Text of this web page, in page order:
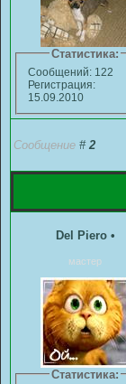
Статистика:
Сообщений: 122
Регистрация:
15.09.2010
Сообщение # 2
Del Piero •
мастер
Статистика: